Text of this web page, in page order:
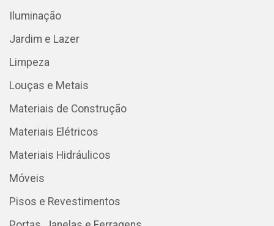
Iluminação
Jardim e Lazer
Limpeza
Louças e Metais
Materiais de Construção
Materiais Elétricos
Materiais Hidráulicos
Móveis
Pisos e Revestimentos